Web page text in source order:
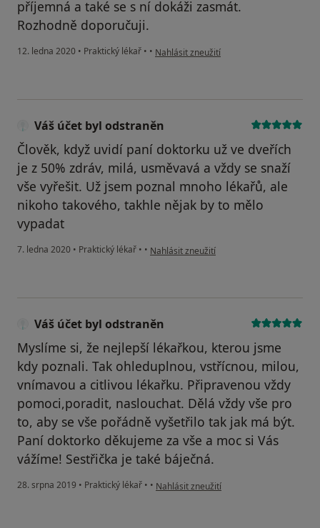
příjemná a také se s ní dokáži zasmát.
Rozhodně doporučuji.
12. ledna 2020 • Praktický lékař • • podle názoru uživatele Váš účet byl
Nahlásit zneužití
Váš účet byl odstraněn
Člověk, když uvidí paní doktorku už ve dveřích
je z 50% zdráv, milá, usměvavá a vždy se snaží
vše vyřešit. Už jsem poznal mnoho lékařů, ale
nikoho takového, takhle nějak by to mělo
vypadat
7. ledna 2020 • Praktický lékař • • podle názoru uživatele Váš účet byl
Nahlásit zneužití
Váš účet byl odstraněn
Myslíme si, že nejlepší lékařkou, kterou jsme
kdy poznali. Tak ohleduplnou, vstřícnou, milou,
vnímavou a citlivou lékařku. Připravenou vždy
pomoci,poradit, naslouchat. Dělá vždy vše pro
to, aby se vše pořádně vyšetřilo tak jak má být.
Paní doktorko děkujeme za vše a moc si Vás
vážíme! Sestřička je také báječná.
28. srpna 2019 • Praktický lékař • • podle názoru uživatele Váš účet byl
Nahlásit zneužití